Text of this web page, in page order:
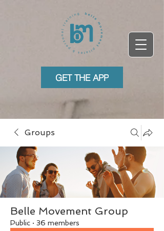
GET THE APP
Groups
Belle Movement Group
Public · 36 members